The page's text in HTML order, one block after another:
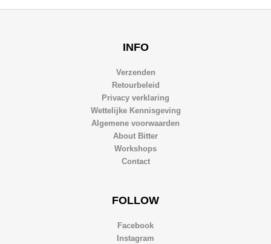
INFO
Verzenden
Retourbeleid
Privacy verklaring
Wettelijke Kennisgeving
Algemene voorwaarden
About Bitter
Workshops
Contact
FOLLOW
Facebook
Instagram